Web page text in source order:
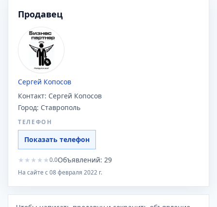
Продавец
Сергей Копосов
Контакт: Сергей Копосов
Город: Ставрополь
ТЕЛЕФОН
Показать телефон
★ ★ ★ ★ ★0.0Объявлений: 29
На сайте с08 февраля 2022 г.